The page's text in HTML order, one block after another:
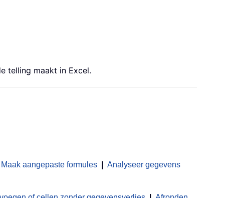
telling maakt in Excel.
Maak aangepaste formules
Analyseer gegevens